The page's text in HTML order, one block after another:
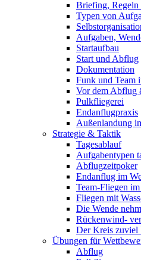
Briefing, Regeln
Typen von
Aufgaben,
Startaufbau
Start und Abflug
Dokumentation
Funk und Team
Vor dem Abflug
Pulkfliegerei
Endanflugpraxis
Außenlandung
Strategie & Taktik
Tagesablauf
Aufgabentypen
Abflugzeitpoker
Endanflug im
Team-Fliegen
Fliegen mit
Die Wende
Rückenwind-
Der Kreis zuviel
Übungen für
Abflug